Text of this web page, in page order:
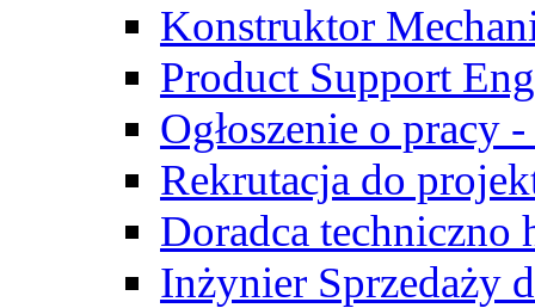
Konstruktor
Product Support
Ogłoszenie o pracy
Rekrutacja do
Doradca techniczno
Inżynier Sprzedaży